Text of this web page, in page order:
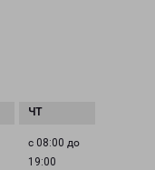
с 08:00 до
19:00